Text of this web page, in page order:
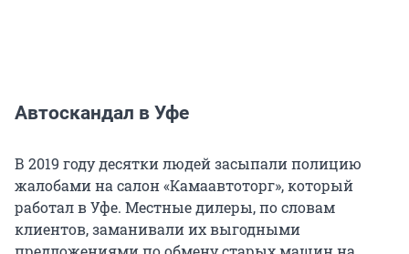
Автоскандал в Уфе
В 2019 году десятки людей засыпали полицию
жалобами на салон «Камаавтоторг», который
работал в Уфе. Местные дилеры, по словам
клиентов, заманивали их выгодными